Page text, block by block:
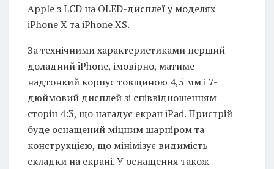
Apple з LCD на OLED-дисплеї у моделях
iPhone X та iPhone XS.
За технічними характеристиками перший
доладний iPhone, імовірно, матиме
надтонкий корпус товщиною 4,5 мм і 7-
дюймовий дисплей зі співвідношенням
сторін 4:3, що нагадує екран iPad. Пристрій
буде оснащений міцним шарніром та
конструкцією, що мінімізує видимість
складки на екрані. У оснащення також